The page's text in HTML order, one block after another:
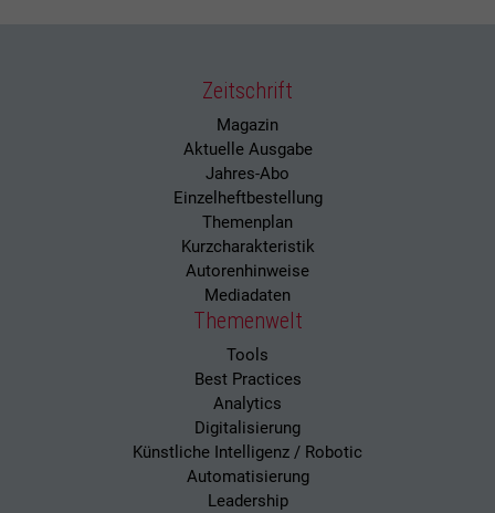
Zeitschrift
Magazin
Aktuelle Ausgabe
Jahres-Abo
Einzelheftbestellung
Themenplan
Kurzcharakteristik
Autorenhinweise
Mediadaten
Themenwelt
Tools
Best Practices
Analytics
Digitalisierung
Künstliche Intelligenz / Robotic
Automatisierung
Leadership